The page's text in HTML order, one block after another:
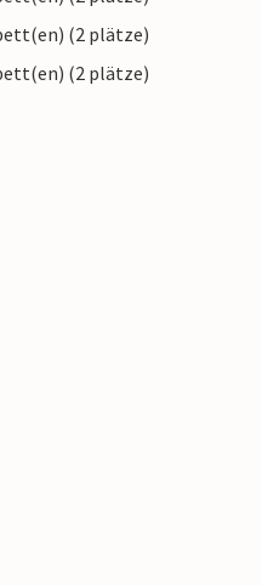
(2 plätze)
(2 plätze)